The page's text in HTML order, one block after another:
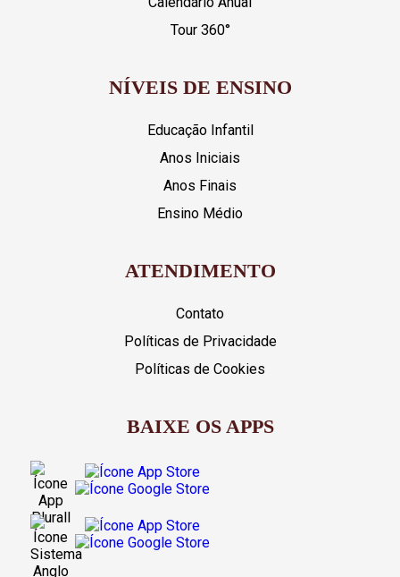
Tour 360°
NÍVEIS DE ENSINO
Educação Infantil
Anos Iniciais
Anos Finais
Ensino Médio
ATENDIMENTO
Contato
Políticas de Privacidade
Políticas de Cookies
BAIXE OS APPS